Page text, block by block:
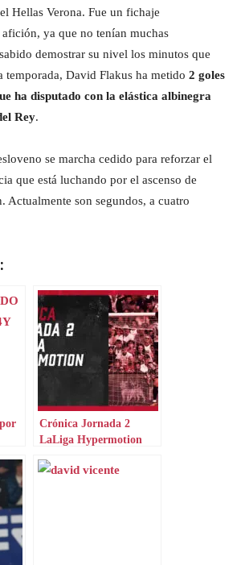
Hellas Verona. Fue un fichaje
ya que no tenían muchas
demostrar su nivel los minutos que
temporada, David Flakus ha metido 2 goles
ha disputado con la elástica albinegra
Rey.
se marcha cedido para reforzar el
que está luchando por el ascenso de
Actualmente son segundos, a cuatro
Crónica Jornada 2
LaLiga Hypermotion